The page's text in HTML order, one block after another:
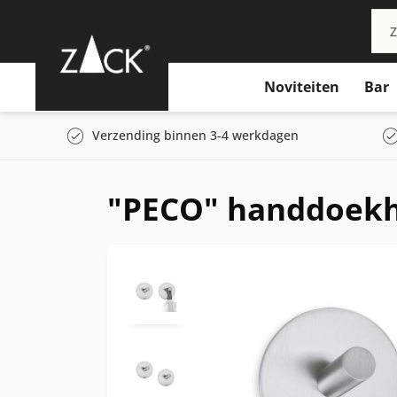
Noviteiten Bar
Verzending binnen 3-4 werkdagen
"PECO"